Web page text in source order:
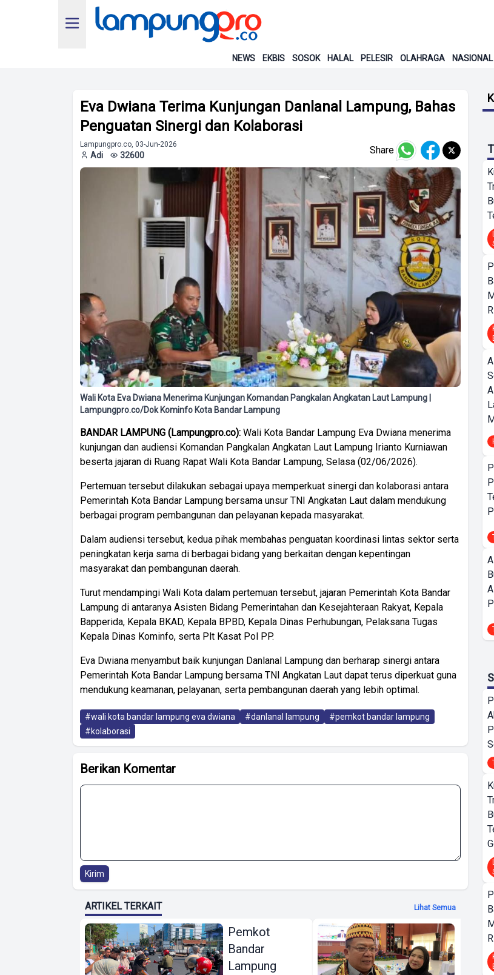
NEWS EKBIS SOSOK HALAL PELESIR OLAHRAGA NASIONAL
Eva Dwiana Terima Kunjungan Danlanal Lampung, Bahas
Penguatan Sinergi dan Kolaborasi
Lampungpro.co, 03-Jun-2026
Adi 32600 Share
Wali Kota Eva Dwiana Menerima Kunjungan Komandan Pangkalan Angkatan Laut Lampung |
Lampungpro.co/Dok Kominfo Kota Bandar Lampung
BANDAR LAMPUNG (Lampungpro.co): Wali Kota Bandar Lampung Eva Dwiana menerima
kunjungan dan audiensi Komandan Pangkalan Angkatan Laut Lampung Irianto Kurniawan
beserta jajaran di Ruang Rapat Wali Kota Bandar Lampung, Selasa (02/06/2026).
Pertemuan tersebut dilakukan sebagai upaya memperkuat sinergi dan kolaborasi antara
Pemerintah Kota Bandar Lampung bersama unsur TNI Angkatan Laut dalam mendukung
berbagai program pembangunan dan pelayanan kepada masyarakat.
Dalam audiensi tersebut, kedua pihak membahas penguatan koordinasi lintas sektor serta
peningkatan kerja sama di berbagai bidang yang berkaitan dengan kepentingan
masyarakat dan pembangunan daerah.
Turut mendampingi Wali Kota dalam pertemuan tersebut, jajaran Pemerintah Kota Bandar
Lampung di antaranya Asisten Bidang Pemerintahan dan Kesejahteraan Rakyat, Kepala
Bapperida, Kepala BKAD, Kepala BPBD, Kepala Dinas Perhubungan, Pelaksana Tugas
Kepala Dinas Kominfo, serta Plt Kasat Pol PP.
Eva Dwiana menyambut baik kunjungan Danlanal Lampung dan berharap sinergi antara
Pemerintah Kota Bandar Lampung bersama TNI Angkatan Laut dapat terus diperkuat guna
mendukung keamanan, pelayanan, serta pembangunan daerah yang lebih optimal.
#wali kota bandar lampung eva dwiana #danlanal lampung
#pemkot bandar lampung
#kolaborasi
Berikan Komentar
Kirim
ARTIKEL TERKAIT Lihat Semua
Pemkot
Bandar
Lampung
DPR